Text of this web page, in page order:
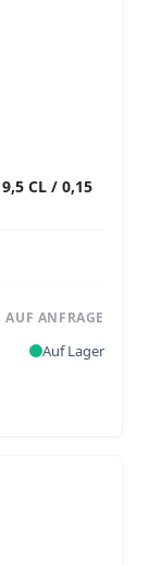
CL / 0,15
AUF ANFRAGE
Auf Lager